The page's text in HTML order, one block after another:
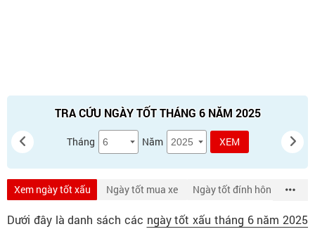
TRA CỨU NGÀY TỐT THÁNG 6 NĂM 2025
Tháng Năm XEM
Xem ngày tốt xấu Ngày tốt mua xe Ngày tốt đính hôn Ngày
Dưới đây là danh sách các ngày tốt xấu tháng 6 năm 2025